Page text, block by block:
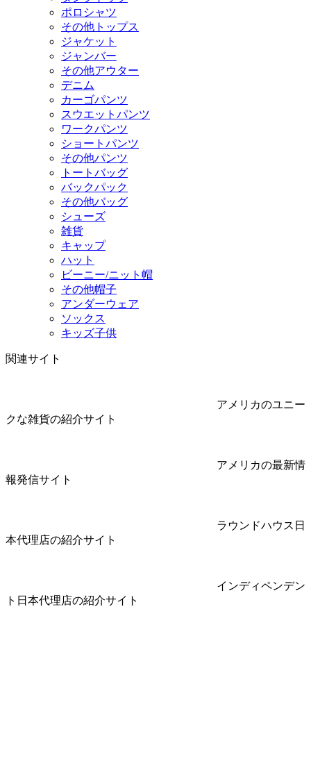
ポロシャツ
その他トップス
ジャケット
ジャンバー
その他アウター
デニム
カーゴパンツ
スウエットパンツ
ワークパンツ
ショートパンツ
その他パンツ
トートバッグ
バックパック
その他バッグ
シューズ
雑貨
キャップ
ハット
ビーニー/ニット帽
その他帽子
アンダーウェア
ソックス
キッズ子供
関連サイト
アメリカのユニー
クな雑貨の紹介サイト
アメリカの最新情
報発信サイト
ラウンドハウス日
本代理店の紹介サイト
インディペンデン
ト日本代理店の紹介サイト